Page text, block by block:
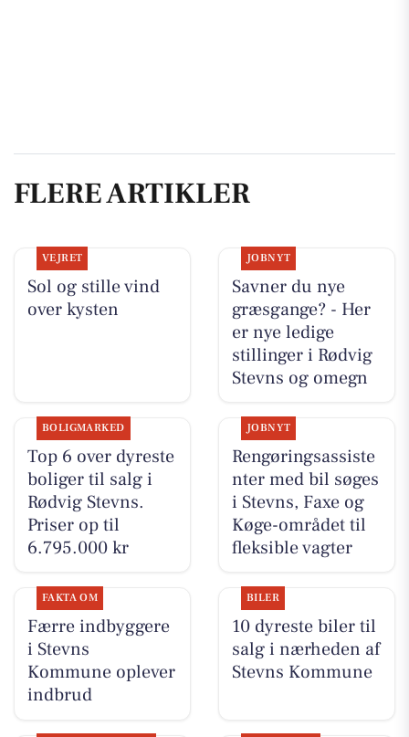
FLERE ARTIKLER
VEJRET
Sol og stille vind
over kysten
JOBNYT
Savner du nye
græsgange? - Her
er nye ledige
stillinger i Rødvig
Stevns og omegn
BOLIGMARKED
Top 6 over dyreste
boliger til salg i
Rødvig Stevns.
Priser op til
6.795.000 kr
JOBNYT
Rengøringsassiste
nter med bil søges
i Stevns, Faxe og
Køge-området til
fleksible vagter
FAKTA OM
Færre indbyggere
i Stevns
Kommune oplever
indbrud
BILER
10 dyreste biler til
salg i nærheden af
Stevns Kommune